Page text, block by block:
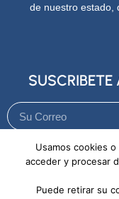
de nuestro estado,
SUSCRIBETE
Usamos cookies
acceder y procesar
Puede retirar su